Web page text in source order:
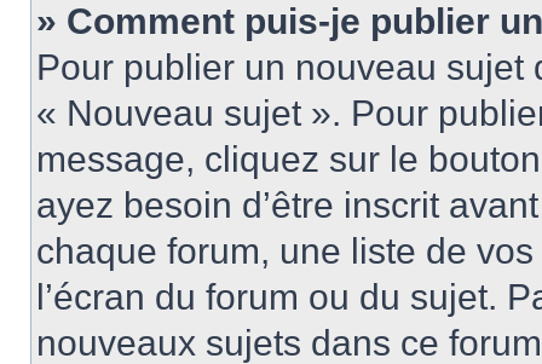
» Comment puis-je publier
Pour publier un nouveau
« Nouveau sujet ». Pour
message, cliquez sur le
ayez besoin d’être inscrit
chaque forum, une liste de
l’écran du forum ou du sujet.
nouveaux sujets dans ce